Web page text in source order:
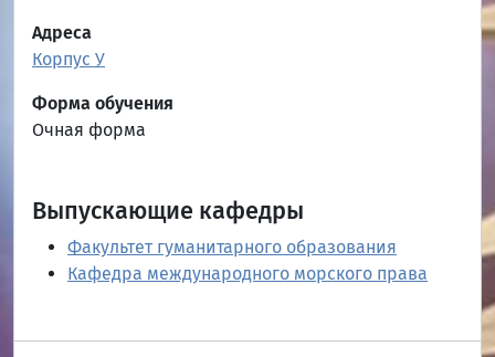
Адреса
Корпус У
Форма обучения
Очная форма
Выпускающие кафедры
Факультет гуманитарного образования
Кафедра международного морского права